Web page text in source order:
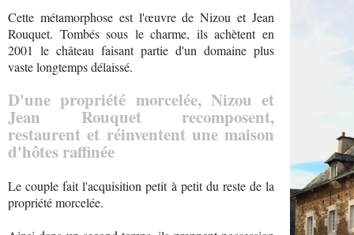
Cette métamorphose est l'œuvre de Nizou et Jean
Rouquet. Tombés sous le charme, ils achètent en
2001 le château faisant partie d'un domaine plus
vaste longtemps délaissé.
D'une propriété morcelée, Nizou et
Jean Rouquet recomposent,
restaurent et réinventent une maison
d'hôtes raffinée
Le couple fait l'acquisition petit à petit du reste de la
propriété morcelée.